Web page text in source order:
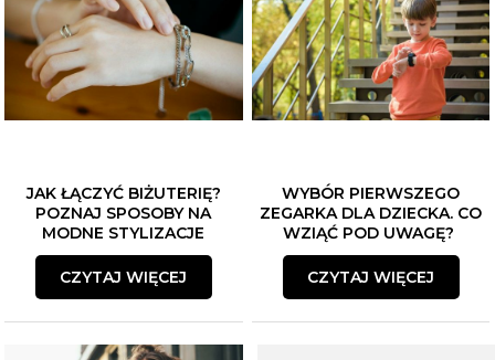
JAK ŁĄCZYĆ BIŻUTERIĘ?
POZNAJ SPOSOBY NA
MODNE STYLIZACJE
CZYTAJ WIĘCEJ
WYBÓR PIERWSZEGO
ZEGARKA DLA DZIECKA. CO
WZIĄĆ POD UWAGĘ?
CZYTAJ WIĘCEJ